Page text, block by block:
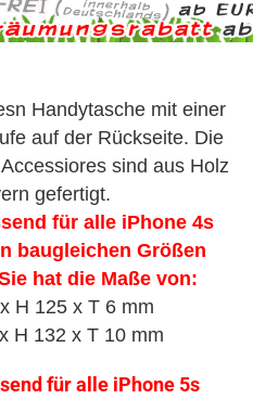
Handytasche mit einer
auf der Rückseite. Die
sind aus Holz
gefertigt.
für alle iPhone 4s
baugleichen Größen
hat die Maße von:
H 125 x T 6 mm
H 132 x T 10 mm
für alle iPhone 5s